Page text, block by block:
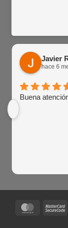
Javier
hace 6
Buena